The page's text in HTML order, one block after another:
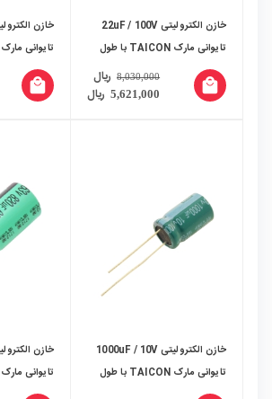
خازن الکترولیتی 22uF / 100V
تایوانی مارک TAICON با طول
عمر بالا بسته500 تایی
5,621,000 ریال
8,030,000 ریال local_mall
تایوانی مارک TAICON سری AQ
local_mall
خازن الکترولیتی 1000uF / 10V
تایوانی مارک TAICON با طول
عمر بالا
عمر بالا